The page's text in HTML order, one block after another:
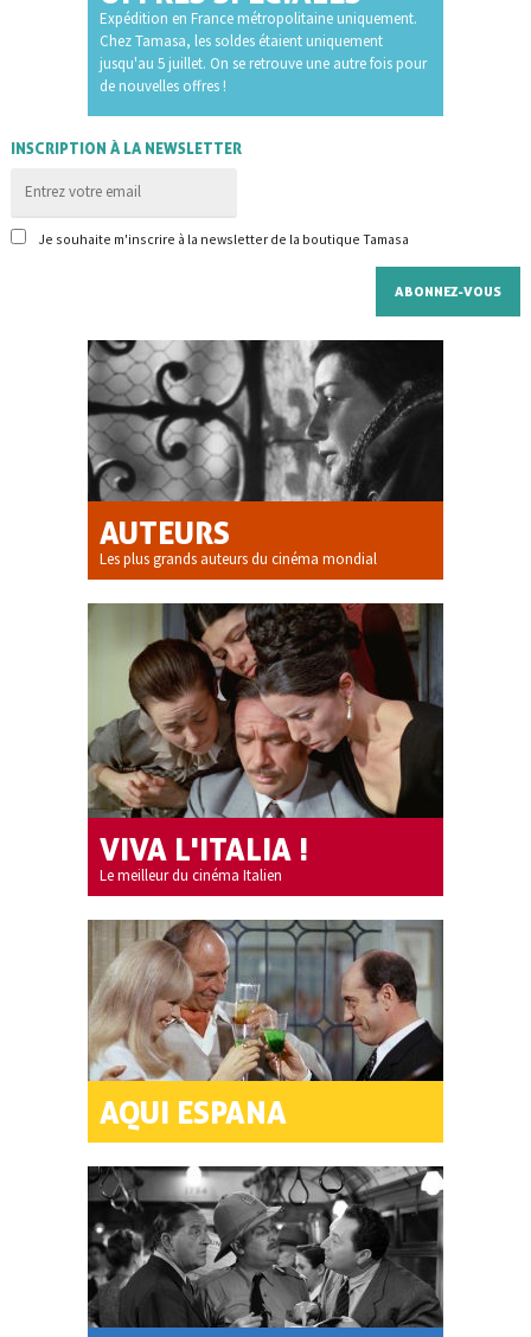
Expédition en France métropolitaine uniquement.
Chez Tamasa, les soldes étaient uniquement
jusqu'au 5 juillet. On se retrouve une autre fois pour
de nouvelles offres !
INSCRIPTION À LA NEWSLETTER
Je souhaite m'inscrire à la newsletter de la boutique Tamasa
AUTEURS
Les plus grands auteurs du cinéma mondial
VIVA L'ITALIA !
Le meilleur du cinéma Italien
AQUI ESPANA